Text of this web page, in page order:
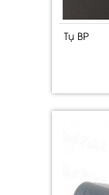
Tụ BP